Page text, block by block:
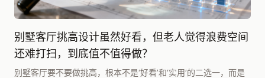
别墅客厅挑高设计虽然好看，但老人觉得浪费空间
还难打扫，到底值不值得做？
别墅客厅要不要做挑高，根本不是‘好看’和‘实用’的二选一，而是